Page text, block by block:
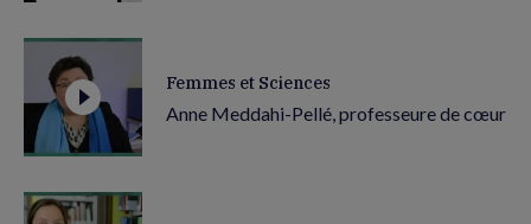
Femmes et Sciences
Anne Meddahi-Pellé, professeure de cœur